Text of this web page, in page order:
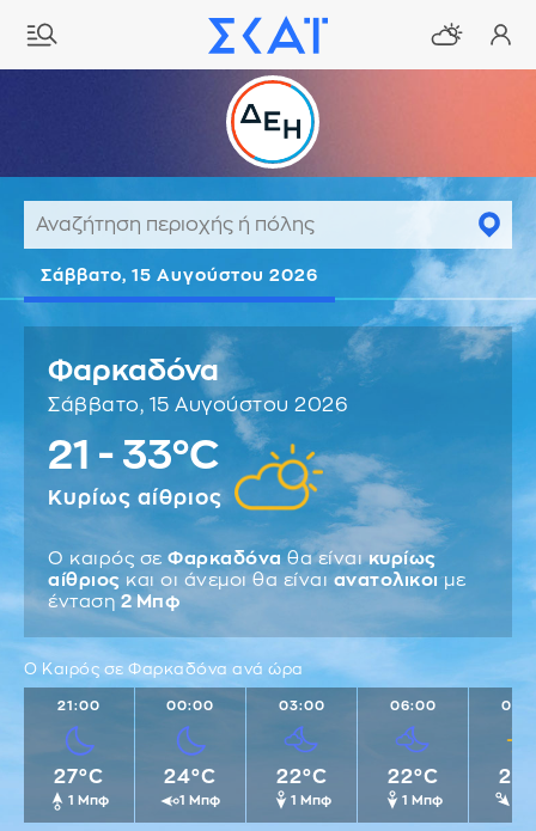
Σάββατο, 15 Αυγούστου 2026
Φαρκαδόνα
Σάββατο, 15 Αυγούστου 2026
21 - 33°C
Κυρίως αίθριος
Ο καιρός σε Φαρκαδόναθα είναικυρίως
αίθριος και οι άνεμοι θα είναι ανατολικοι με
ένταση 2 Μπφ
Ο Καιρός σε Φαρκαδόνα ανά ώρα
21:00
27°C
1 Μπφ
00:00
24°C
1 Μπφ
03:00
22°C
1 Μπφ
06:00
22°C
1 Μπφ